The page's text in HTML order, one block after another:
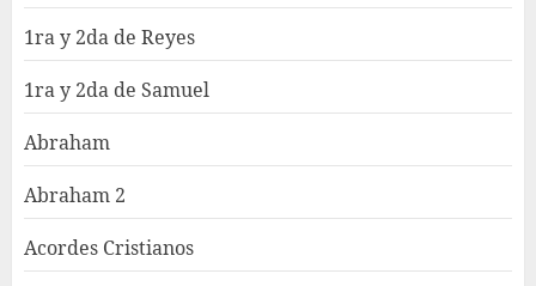
1ra y 2da de Reyes
1ra y 2da de Samuel
Abraham
Abraham 2
Acordes Cristianos